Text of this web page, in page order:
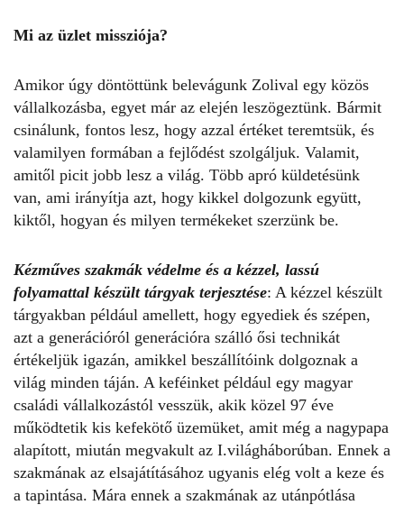
Mi az üzlet missziója?
Amikor úgy döntöttünk belevágunk Zolival egy közös
vállalkozásba, egyet már az elején leszögeztünk. Bármit
csinálunk, fontos lesz, hogy azzal értéket teremtsük, és
valamilyen formában a fejlődést szolgáljuk. Valamit,
amitől picit jobb lesz a világ. Több apró küldetésünk
van, ami irányítja azt, hogy kikkel dolgozunk együtt,
kiktől, hogyan és milyen termékeket szerzünk be.
Kézműves szakmák védelme és a kézzel, lassú
folyamattal készült tárgyak terjesztése: A kézzel készült
tárgyakban például amellett, hogy egyediek és szépen,
azt a generációról generációra szálló ősi technikát
értékeljük igazán, amikkel beszállítóink dolgoznak a
világ minden táján. A keféinket például egy magyar
családi vállalkozástól vesszük, akik közel 97 éve
működtetik kis kefekötő üzemüket, amit még a nagypapa
alapított, miután megvakult az I.világháborúban. Ennek a
szakmának az elsajátításához ugyanis elég volt a keze és
a tapintása. Mára ennek a szakmának az utánpótlása